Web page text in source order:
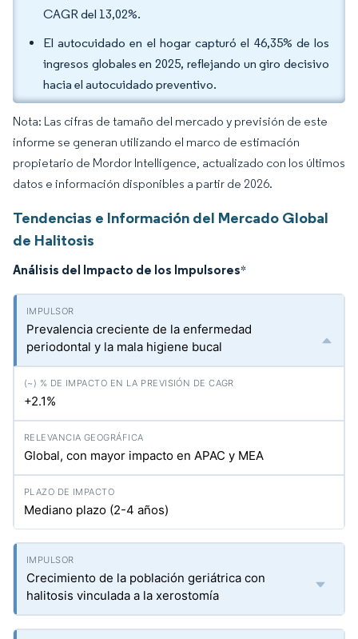
CAGR del 13,02%.
El autocuidado en el hogar capturó el 46,35% de los
ingresos globales en 2025, reflejando un giro decisivo
hacia el autocuidado preventivo.
Nota: Las cifras de tamaño del mercado y previsión de este
informe se generan utilizando el marco de estimación
propietario de Mordor Intelligence, actualizado con los últimos
datos e información disponibles a partir de 2026.
Tendencias e Información del Mercado Global
de Halitosis
Análisis del Impacto de los Impulsores*
Prevalencia creciente de la enfermedad
periodontal y la mala higiene bucal
+2.1%
Global, con mayor impacto en APAC y MEA
Mediano plazo (2-4 años)
Crecimiento de la población geriátrica con
halitosis vinculada a la xerostomía